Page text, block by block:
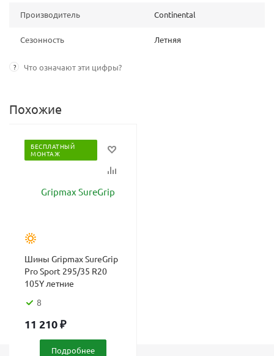
Производитель Continental
Сезонность Летняя
? Что означают эти цифры?
Похожие
БЕСПЛАТНЫЙ
МОНТАЖ
Шины Gripmax SureGrip
Pro Sport 295/35 R20
105Y летние
8
11 210₽
Подробнее